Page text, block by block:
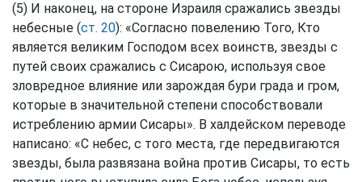
(5) И наконец, на стороне Израиля сражались звезды
небесные (ст. 20): «Согласно повелению Того, Кто
является великим Господом всех воинств, звезды с
путей своих сражались с Сисарою, используя свое
зловредное влияние или зарождая бури града и гром,
которые в значительной степени способствовали
истреблению армии Сисары». В халдейском переводе
написано: «С небес, с того места, где передвигаются
звезды, была развязана война против Сисары, то есть